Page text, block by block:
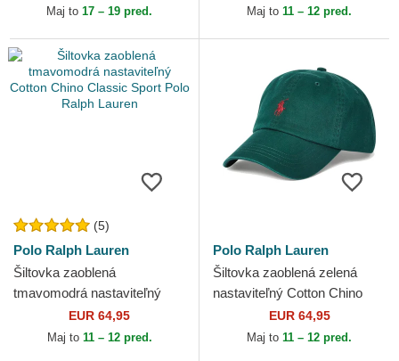
Maj to 17 – 19 pred. Maj to 11 – 12 pred.
(5)
Polo Ralph Lauren
Šiltovka zaoblená
tmavomodrá nastaviteľný
Cotton Chino Classic Sport
Polo Ralph Lauren
EUR 64,95
Maj to 11 – 12 pred.
Polo Ralph Lauren
Šiltovka zaoblená zelená
nastaviteľný Cotton Chino
Classic Sport Polo Ralph
Lauren
EUR 64,95
Maj to 11 – 12 pred.